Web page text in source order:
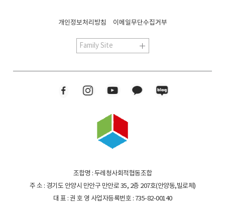
개인정보처리방침 이메일무단수집거부
조합명 : 두레청사회적협동조합
주 소 : 경기도 안양시 만안구 만안로 35, 2층 207호(안양동,빌로체)
대 표 : 권 호 영 사업자등록번호 : 735-82-00140